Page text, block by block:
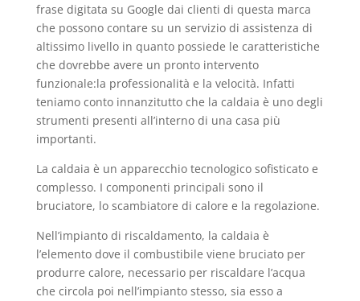
frase digitata su Google dai clienti di questa marca
che possono contare su un servizio di assistenza di
altissimo livello in quanto possiede le caratteristiche
che dovrebbe avere un pronto intervento
funzionale:la professionalità e la velocità. Infatti
teniamo conto innanzitutto che la caldaia è uno degli
strumenti presenti all’interno di una casa più
importanti.
La caldaia è un apparecchio tecnologico sofisticato e
complesso. I componenti principali sono il
bruciatore, lo scambiatore di calore e la regolazione.
Nell’impianto di riscaldamento, la caldaia è
l’elemento dove il combustibile viene bruciato per
produrre calore, necessario per riscaldare l’acqua
che circola poi nell’impianto stesso, sia esso a